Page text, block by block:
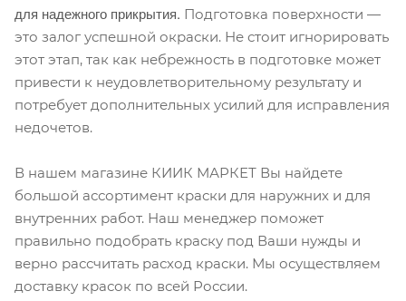
для надежного прикрытия. Подготовка поверхности —
это залог успешной окраски. Не стоит игнорировать
этот этап, так как небрежность в подготовке может
привести к неудовлетворительному результату и
потребует дополнительных усилий для исправления
недочетов.
В нашем магазине КИИК МАРКЕТ Вы найдете
большой ассортимент краски для наружних и для
внутренних работ. Наш менеджер поможет
правильно подобрать краску под Ваши нужды и
верно рассчитать расход краски. Мы осуществляем
доставку красок по всей России.